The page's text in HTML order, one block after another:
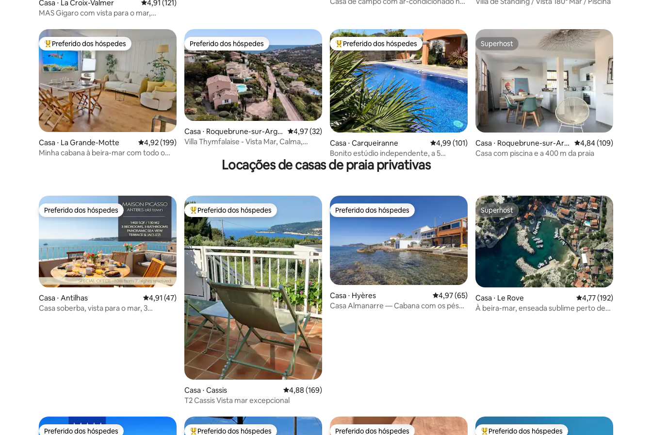
Casa ⋅ La Croix-Valmer 4,91 de uma avaliação média de 5, 121 avaliações
4,91 (121)
MAS Gigaro com vista para o mar,
Entre os melhores preferidos dos hóspedes
Preferido dos hóspedes
Casa ⋅ La Grande-Motte 4,92 de uma avaliação média de 5, 199 avaliações
4,92 (199)
Minha cabana à beira-mar com todo o
Preferido dos hóspedes
Preferido dos hóspedes
Casa ⋅ Roquebrune-sur-Arge
ns
4,97 de uma avaliação média de 5, 32 avaliações
4,97 (32)
Villa Thymfalaise - Vista Mar, Calma,
Entre os melhores preferidos dos hóspedes
Preferido dos hóspedes
Casa ⋅ Carqueiranne 4,99 de uma avaliação média de 5, 101 avaliações
4,99 (101)
Bonito estúdio independente, a 5
minutos a pé do mar.
Superhost
Superhost
Casa ⋅ Roquebrune-sur-Arg
ens
4,84 de uma avaliação
4,84 (109)
Casa com piscina e a 400 m da praia
Locações de casas de praia privativas
Preferido dos hóspedes
Preferido dos hóspedes
Casa ⋅ Antilhas 4,91 de uma avaliação média de 5, 47 avaliações
4,91 (47)
Casa soberba, vista para o mar, 3
Entre os melhores preferidos dos hóspedes
Preferido dos hóspedes
Casa ⋅ Cassis 4,88 de uma avaliação média de 5, 169 avaliações
4,88 (169)
T2 Cassis Vista mar excepcional
Preferido dos hóspedes
Preferido dos hóspedes
Casa ⋅ Hyères 4,97 de uma avaliação média de 5, 65 avaliações
4,97 (65)
Casa Almanarre — Cabana com os pés
Superhost
Superhost
Casa ⋅ Le Rove 4,77 de uma avaliação
4,77 (192)
À beira-mar, enseada sublime perto de
Preferido dos hóspedes Preferido dos hóspedes Preferido dos hóspedes Preferido dos hóspedes